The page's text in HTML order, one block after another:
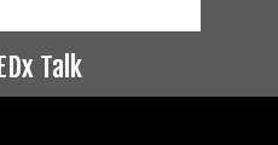
Talk